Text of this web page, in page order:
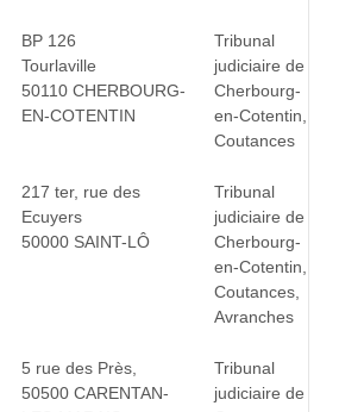
BP 126
Tourlaville
50110 CHERBOURG-
EN-COTENTIN
Tribunal
judiciaire de
Cherbourg-
en-Cotentin,
Coutances
217 ter, rue des
Ecuyers
50000 SAINT-LÔ
Tribunal
judiciaire de
Cherbourg-
en-Cotentin,
Coutances,
Avranches
5 rue des Près,
50500 CARENTAN-
Tribunal
judiciaire de